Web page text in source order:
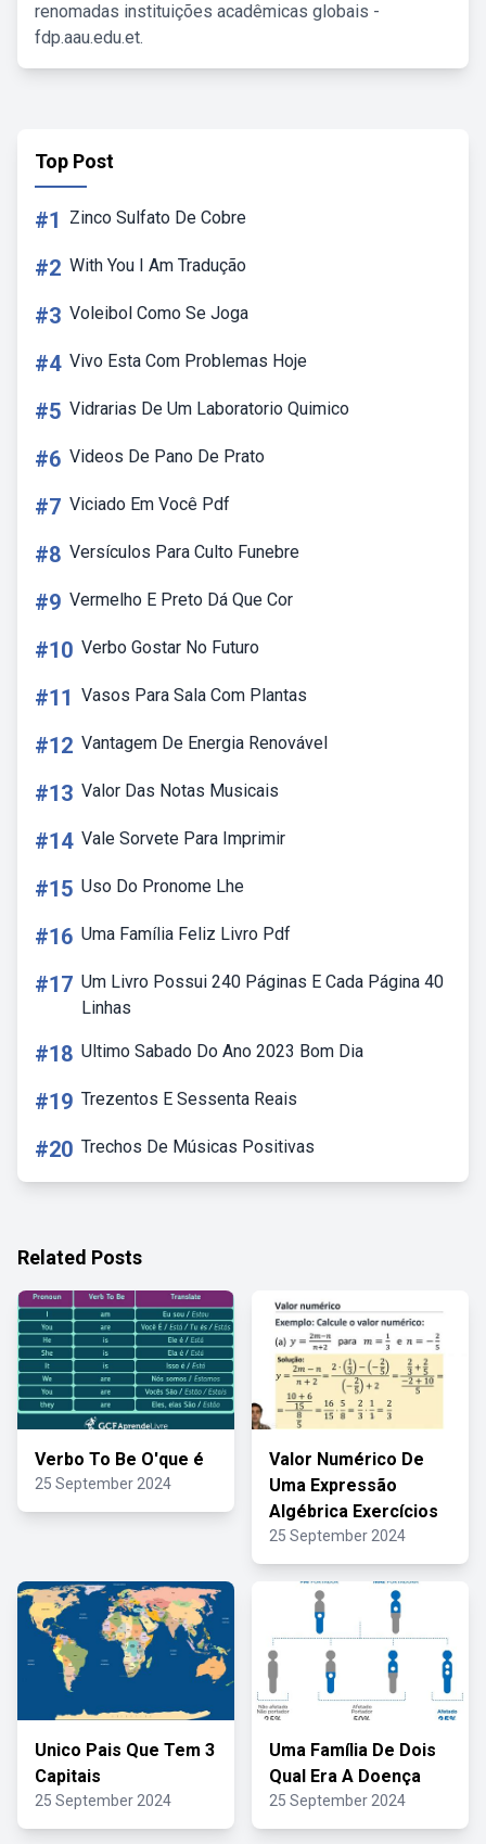
renomadas instituições acadêmicas globais -
fdp.aau.edu.et.
Top Post
#1 Zinco Sulfato De Cobre
#2 With You I Am Tradução
#3 Voleibol Como Se Joga
#4 Vivo Esta Com Problemas Hoje
#5 Vidrarias De Um Laboratorio Quimico
#6 Videos De Pano De Prato
#7 Viciado Em Você Pdf
#8 Versículos Para Culto Funebre
#9 Vermelho E Preto Dá Que Cor
#10 Verbo Gostar No Futuro
#11 Vasos Para Sala Com Plantas
#12 Vantagem De Energia Renovável
#13 Valor Das Notas Musicais
#14 Vale Sorvete Para Imprimir
#15 Uso Do Pronome Lhe
#16 Uma Família Feliz Livro Pdf
#17 Um Livro Possui 240 Páginas E Cada Página 40
Linhas
#18 Ultimo Sabado Do Ano 2023 Bom Dia
#19 Trezentos E Sessenta Reais
#20 Trechos De Músicas Positivas
Related Posts
Verbo To Be O'que é
25 September 2024
Valor Numérico De
Uma Expressão
Algébrica Exercícios
25 September 2024
Unico Pais Que Tem 3
Capitais
25 September 2024
Uma Família De Dois
Qual Era A Doença
25 September 2024